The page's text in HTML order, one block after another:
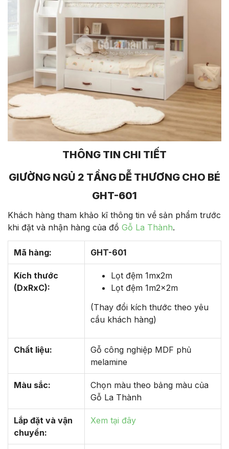
THÔNG TIN CHI TIẾT
GIƯỜNG NGỦ 2 TẦNG DỄ THƯƠNG CHO BÉ
GHT-601
Khách hàng tham khảo kĩ thông tin về sản phẩm trước
khi đặt và nhận hàng của đồ Gỗ La Thành.
Mã hàng: GHT-601
Kích thước
(DxRxC):
Lọt đệm 1mx2m
Lọt đệm 1m2x2m
(Thay đổi kích thước theo yêu
cầu khách hàng)
Chất liệu:
Gỗ công nghiệp MDF phủ
melamine
Màu sắc:
Chọn màu theo bảng màu của
Gỗ La Thành
Lắp đặt và vận
chuyển:
Xem tại đây